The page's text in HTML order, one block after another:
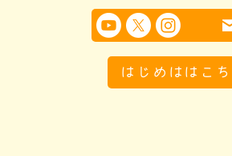
はじめははこち